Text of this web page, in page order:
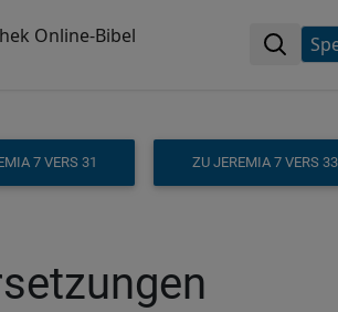
Online-Bibel
7 VERS 31 ZU JEREMIA 7 VERS 33